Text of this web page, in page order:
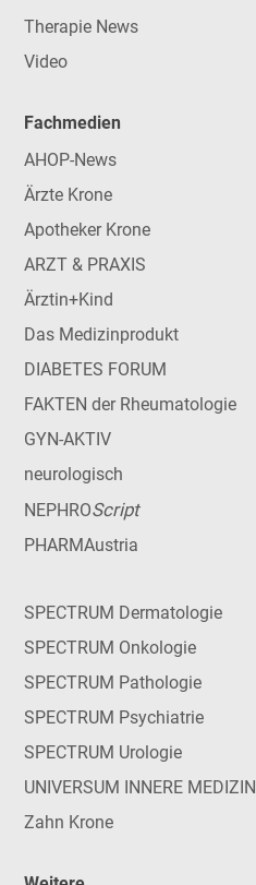
Therapie News
Video
Fachmedien
AHOP-News
Ärzte Krone
Apotheker Krone
ARZT & PRAXIS
Ärztin+Kind
Das Medizinprodukt
DIABETES FORUM
FAKTEN der Rheumatologie
GYN-AKTIV
neurologisch
NEPHROScript
PHARMAustria
SPECTRUM Dermatologie
SPECTRUM Onkologie
SPECTRUM Pathologie
SPECTRUM Psychiatrie
SPECTRUM Urologie
UNIVERSUM INNERE MEDIZIN
Zahn Krone